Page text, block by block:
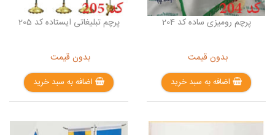
پرچم رومیزی ساده کد 204
بدون قیمت
اضافه به سبد خرید
پرچم تبلیغاتی ایستاده کد 205
بدون قیمت
اضافه به سبد خرید